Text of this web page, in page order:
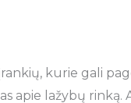
kurie gali
apie lažybų